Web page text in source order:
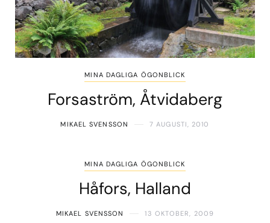
MINA DAGLIGA ÖGONBLICK
Forsaström, Åtvidaberg
MIKAEL SVENSSON 7 AUGUSTI, 2010
MINA DAGLIGA ÖGONBLICK
Håfors, Halland
MIKAEL SVENSSON 13 OKTOBER, 2009